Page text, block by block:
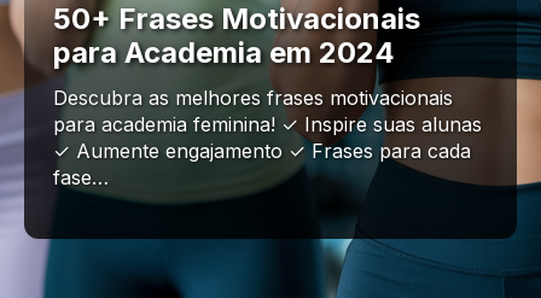
50+ Frases Motivacionais
para Academia em 2024
Descubra as melhores frases motivacionais
para academia feminina! ✓ Inspire suas alunas
✓ Aumente engajamento ✓ Frases para cada
fase…